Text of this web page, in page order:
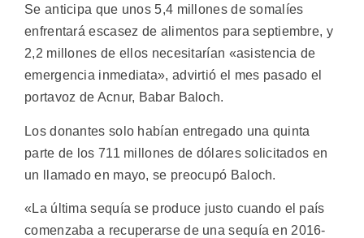
Se anticipa que unos 5,4 millones de somalíes
enfrentará escasez de alimentos para septiembre, y
2,2 millones de ellos necesitarían «asistencia de
emergencia inmediata», advirtió el mes pasado el
portavoz de Acnur, Babar Baloch.
Los donantes solo habían entregado una quinta
parte de los 711 millones de dólares solicitados en
un llamado en mayo, se preocupó Baloch.
«La última sequía se produce justo cuando el país
comenzaba a recuperarse de una sequía en 2016-